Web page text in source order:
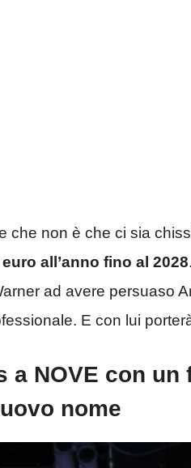
che non è che ci sia
all’anno fino al 2028
ad avere persuaso
E con lui
a NOVE con
nome